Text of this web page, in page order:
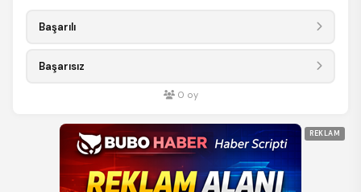
Başarılı
Başarısız
0 oy
REKLAM